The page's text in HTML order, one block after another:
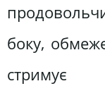
боку,
стримує